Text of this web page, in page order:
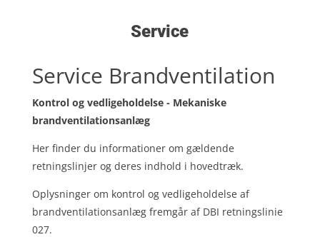
Service
Service Brandventilation
Kontrol og vedligeholdelse - Mekaniske
brandventilationsanlæg
Her finder du informationer om gældende
retningslinjer og deres indhold i hovedtræk.
Oplysninger om kontrol og vedligeholdelse af
brandventilationsanlæg fremgår af DBI retningslinie
027.